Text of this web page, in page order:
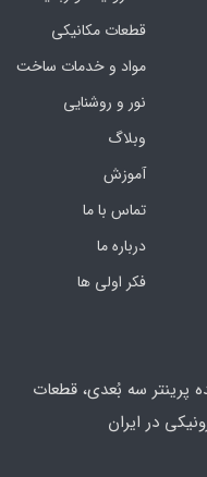
قطعات مکانیکی
مواد و خدمات ساخت
نور و روشنایی
وبلاگ
آموزش
تماس با ما
درباره ما
فکر اولی ها
پرینتر سه بُعدی، قطعات
در ایران